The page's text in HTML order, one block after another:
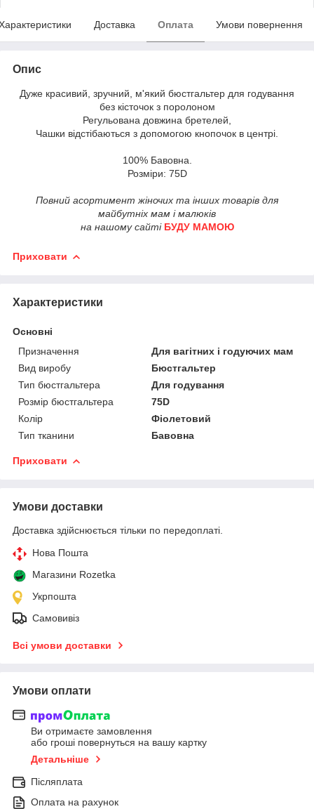
Доставка Оплата Умови повернення
Опис
Дуже красивий, зручний, м'який бюстгальтер для годування
без кісточок з поролоном
Регульована довжина бретелей,
Чашки відстібаються з допомогою кнопочок в центрі.
100% Бавовна.
Розміри: 75D
Повний асортимент жіночих та інших товарів для
майбутніх мам і малюків
на нашому сайті БУДУ МАМОЮ
Приховати
Характеристики
Основні
Призначення
Для вагітних і годуючих мам
Вид виробу
Бюстгальтер
Тип бюстгальтера
Для годування
Розмір бюстгальтера
75D
Колір
Фіолетовий
Тип тканини
Бавовна
Приховати
Умови доставки
Доставка здійснюється тільки по передоплаті.
Нова Пошта
Магазини Rozetka
Укрпошта
Самовивіз
Всі умови доставки
Умови оплати
Ви отримаєте замовлення
або гроші повернуться на вашу картку
Детальніше
Післяплата
Оплата на рахунок